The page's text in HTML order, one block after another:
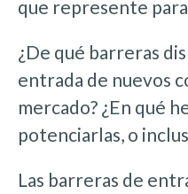
que represente
¿De qué barreras
entrada de nuevos
mercado? ¿En qué
potenciarlas, o
Las barreras de